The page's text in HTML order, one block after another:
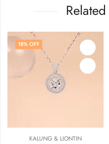
OFF
KALUNG & LIONTIN